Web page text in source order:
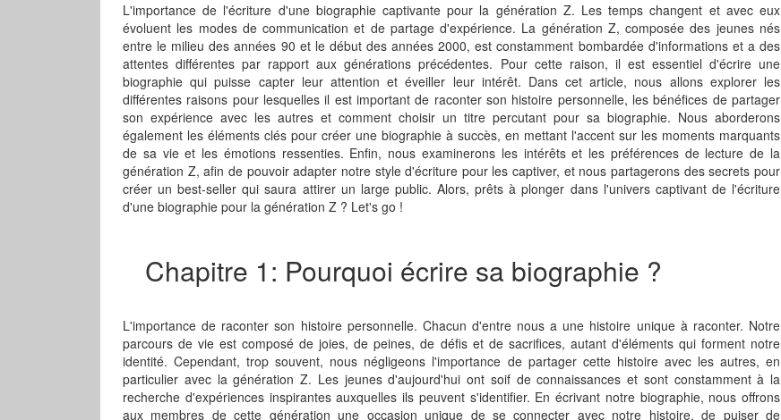
L'importance de l'écriture d'une biographie captivante pour la génération Z. Les temps changent et avec eux
évoluent les modes de communication et de partage d'expérience. La génération Z, composée des jeunes nés
entre le milieu des années 90 et le début des années 2000, est constamment bombardée d'informations et a des
attentes différentes par rapport aux générations précédentes. Pour cette raison, il est essentiel d'écrire une
biographie qui puisse capter leur attention et éveiller leur intérêt. Dans cet article, nous allons explorer les
différentes raisons pour lesquelles il est important de raconter son histoire personnelle, les bénéfices de partager
son expérience avec les autres et comment choisir un titre percutant pour sa biographie. Nous aborderons
également les éléments clés pour créer une biographie à succès, en mettant l'accent sur les moments marquants
de sa vie et les émotions ressenties. Enfin, nous examinerons les intérêts et les préférences de lecture de la
génération Z, afin de pouvoir adapter notre style d'écriture pour les captiver, et nous partagerons des secrets pour
créer un best-seller qui saura attirer un large public. Alors, prêts à plonger dans l'univers captivant de l'écriture
d'une biographie pour la génération Z ? Let's go !
Chapitre 1: Pourquoi écrire sa biographie ?
L'importance de raconter son histoire personnelle. Chacun d'entre nous a une histoire unique à raconter. Notre
parcours de vie est composé de joies, de peines, de défis et de sacrifices, autant d'éléments qui forment notre
identité. Cependant, trop souvent, nous négligeons l'importance de partager cette histoire avec les autres, en
particulier avec la génération Z. Les jeunes d'aujourd'hui ont soif de connaissances et sont constamment à la
recherche d'expériences inspirantes auxquelles ils peuvent s'identifier. En écrivant notre biographie, nous offrons
aux membres de cette génération une occasion unique de se connecter avec notre histoire, de puiser de